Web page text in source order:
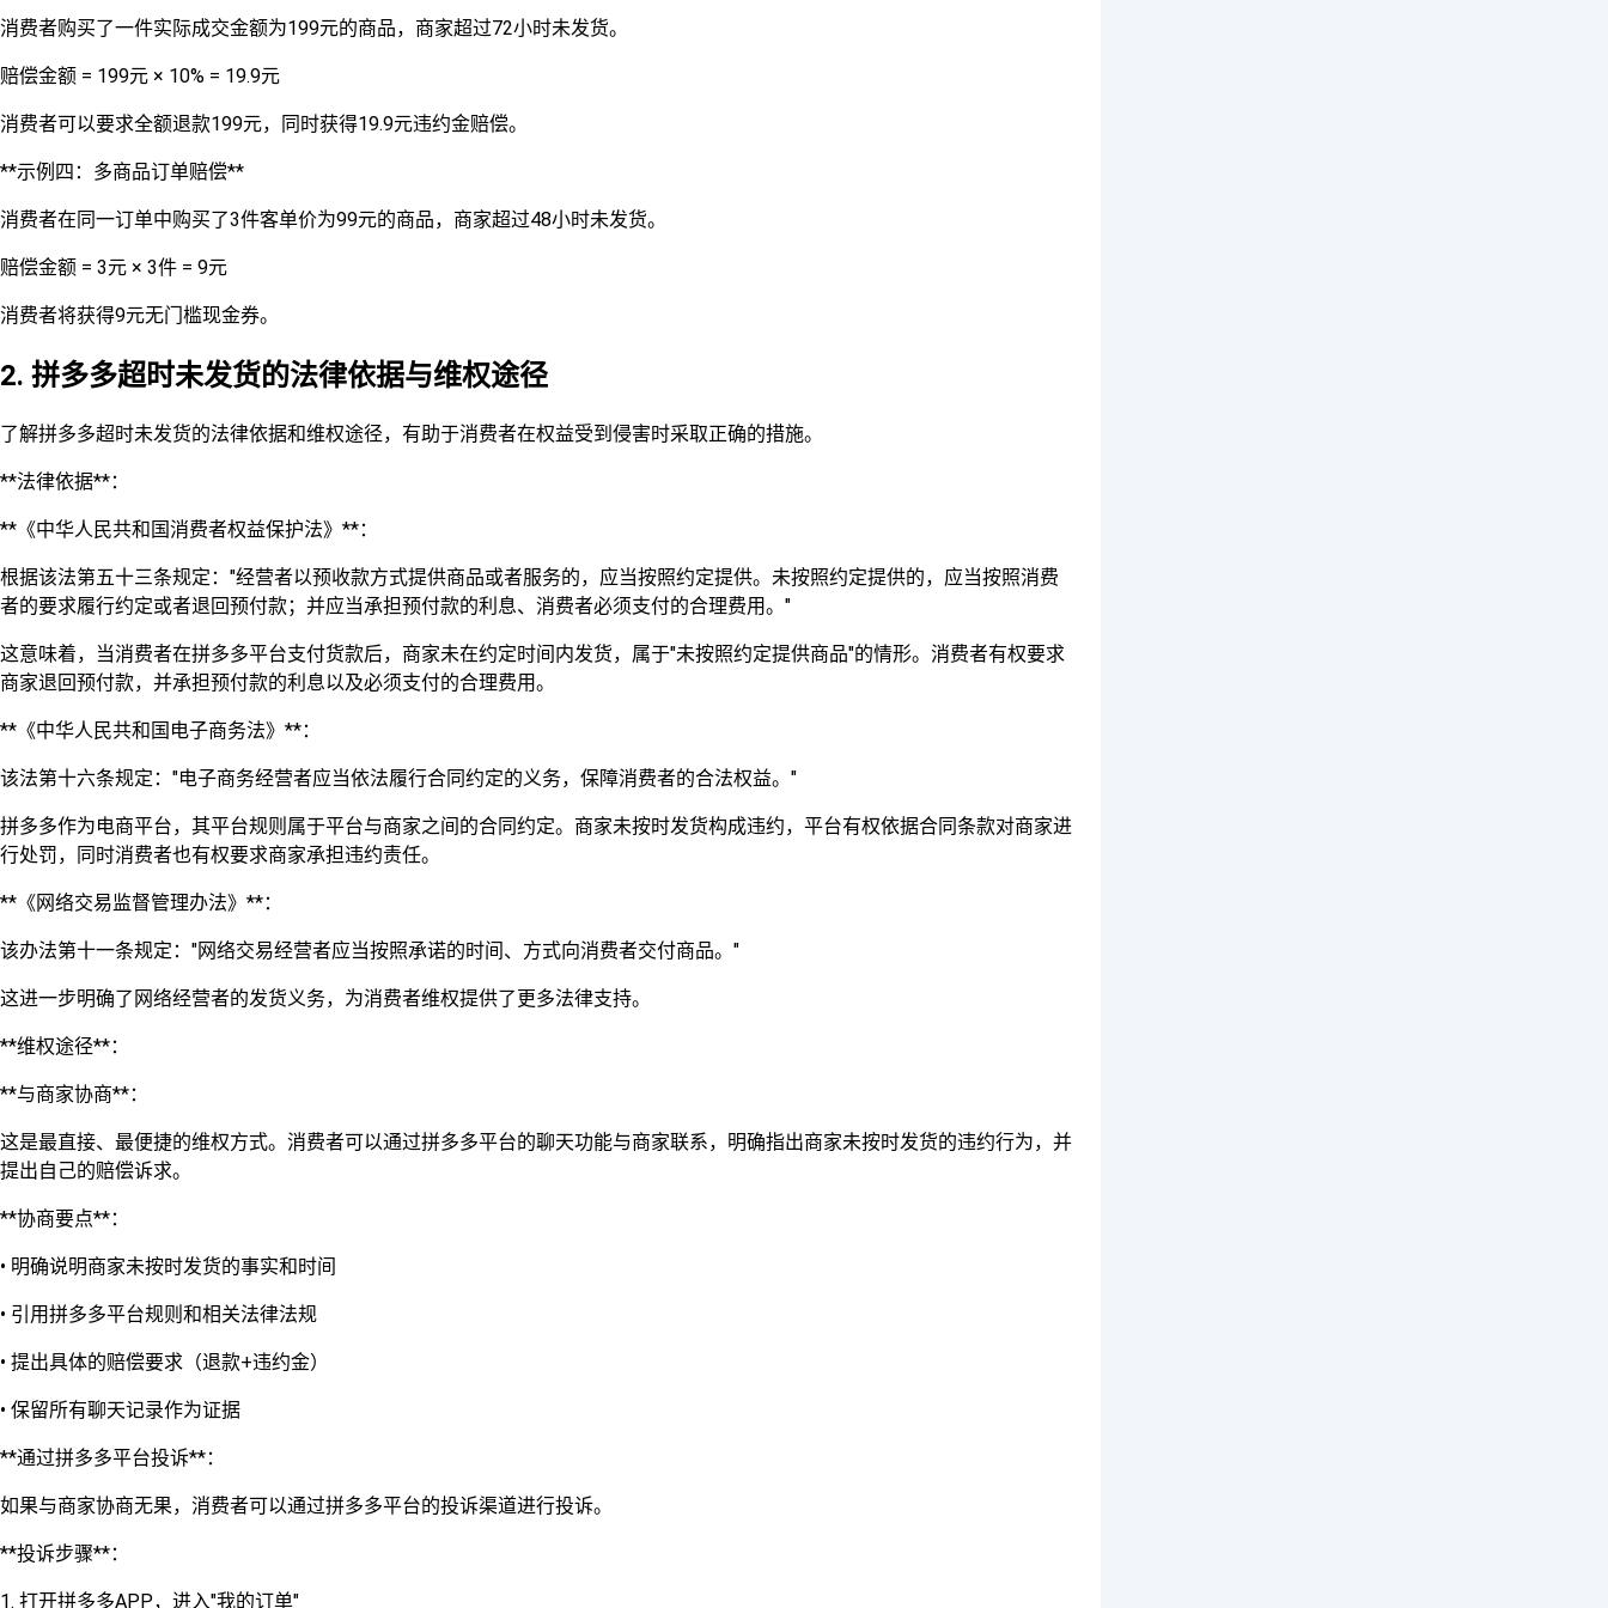
消费者购买了一件实际成交金额为199元的商品，商家超过72小时未发货。
赔偿金额 = 199元 × 10% = 19.9元
消费者可以要求全额退款199元，同时获得19.9元违约金赔偿。
**示例四：多商品订单赔偿**
消费者在同一订单中购买了3件客单价为99元的商品，商家超过48小时未发货。
赔偿金额 = 3元 × 3件 = 9元
消费者将获得9元无门槛现金券。
2. 拼多多超时未发货的法律依据与维权途径
了解拼多多超时未发货的法律依据和维权途径，有助于消费者在权益受到侵害时采取正确的措施。
**法律依据**：
**《中华人民共和国消费者权益保护法》**：
根据该法第五十三条规定："经营者以预收款方式提供商品或者服务的，应当按照约定提供。未按照约定提供的，应当按照消费
者的要求履行约定或者退回预付款；并应当承担预付款的利息、消费者必须支付的合理费用。"
这意味着，当消费者在拼多多平台支付货款后，商家未在约定时间内发货，属于"未按照约定提供商品"的情形。消费者有权要求
商家退回预付款，并承担预付款的利息以及必须支付的合理费用。
**《中华人民共和国电子商务法》**：
该法第十六条规定："电子商务经营者应当依法履行合同约定的义务，保障消费者的合法权益。"
拼多多作为电商平台，其平台规则属于平台与商家之间的合同约定。商家未按时发货构成违约，平台有权依据合同条款对商家进
行处罚，同时消费者也有权要求商家承担违约责任。
**《网络交易监督管理办法》**：
该办法第十一条规定："网络交易经营者应当按照承诺的时间、方式向消费者交付商品。"
这进一步明确了网络经营者的发货义务，为消费者维权提供了更多法律支持。
**维权途径**：
**与商家协商**：
这是最直接、最便捷的维权方式。消费者可以通过拼多多平台的聊天功能与商家联系，明确指出商家未按时发货的违约行为，并
提出自己的赔偿诉求。
**协商要点**：
• 明确说明商家未按时发货的事实和时间
• 引用拼多多平台规则和相关法律法规
• 提出具体的赔偿要求（退款+违约金）
• 保留所有聊天记录作为证据
**通过拼多多平台投诉**：
如果与商家协商无果，消费者可以通过拼多多平台的投诉渠道进行投诉。
**投诉步骤**：
1. 打开拼多多APP，进入"我的订单"